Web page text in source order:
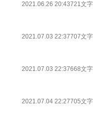
2021.06.26 20:43721文字
2021.07.03 22:37707文字
2021.07.03 22:37668文字
2021.07.04 22:27705文字